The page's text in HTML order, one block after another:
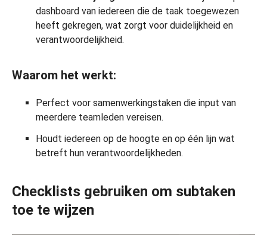
dashboard van iedereen die de taak toegewezen
heeft gekregen, wat zorgt voor duidelijkheid en
verantwoordelijkheid.
Waarom het werkt:
Perfect voor samenwerkingstaken die input van
meerdere teamleden vereisen.
Houdt iedereen op de hoogte en op één lijn wat
betreft hun verantwoordelijkheden.
Checklists gebruiken om subtaken
toe te wijzen